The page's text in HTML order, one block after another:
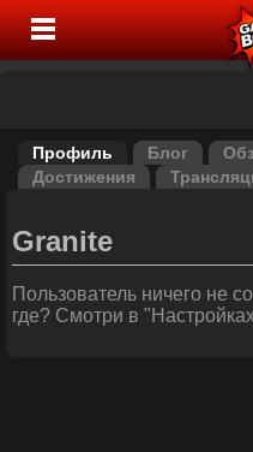
Профиль Блог
Достижения
Granite
Пользователь ничего не
где? Смотри в